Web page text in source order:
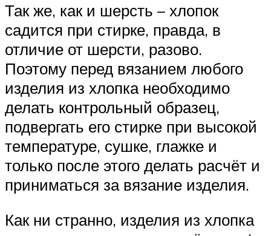
Так же, как и шерсть – хлопок
садится при стирке, правда, в
отличие от шерсти, разово.
Поэтому перед вязанием любого
изделия из хлопка необходимо
делать контрольный образец,
подвергать его стирке при высокой
температуре, сушке, глажке и
только после этого делать расчёт и
приниматься за вязание изделия.
Как ни странно, изделия из хлопка